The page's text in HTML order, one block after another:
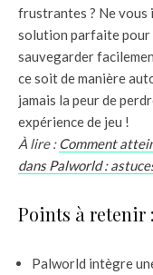
frustrantes ? Ne vous
solution parfaite pour
sauvegarder
ce soit de manière
jamais la peur de
expérience de jeu !
À lire :Comment
dans Palworld :
Points à retenir :
Palworld intègre